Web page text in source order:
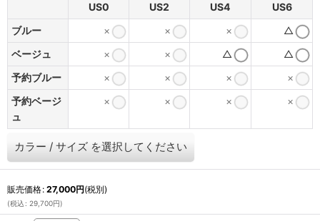
US0
US2
US4
US6
ブルー
× × ×
△
ベージュ
× × △
△
予約ブルー
× × ×
×
予約ベージ
ュ
× × × ×
カラー / サイズ を選択してください
販売価格: 27,000円(税別)
(税込 : 29,700円)